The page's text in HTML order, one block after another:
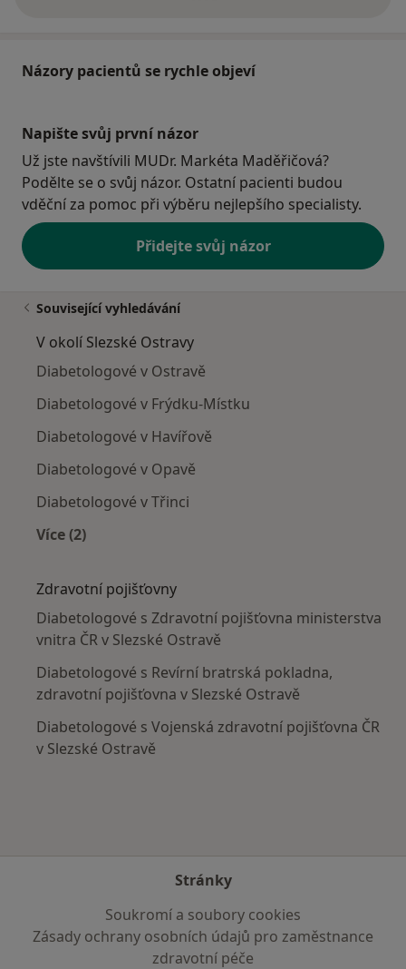
o adrese
Názory pacientů se rychle objeví
Napište svůj první názor
Už jste navštívili MUDr. Markéta Maděřičová?
Podělte se o svůj názor. Ostatní pacienti budou
vděční za pomoc při výběru nejlepšího specialisty.
Přidejte svůj názor
Související vyhledávání
V okolí Slezské Ostravy
Diabetologové v Ostravě
Diabetologové v Frýdku-Místku
Diabetologové v Havířově
Diabetologové v Opavě
Diabetologové v Třinci
Více (2)
Zdravotní pojišťovny
Diabetologové s Zdravotní pojišťovna ministerstva
vnitra ČR v Slezské Ostravě
Diabetologové s Revírní bratrská pokladna,
zdravotní pojišťovna v Slezské Ostravě
Diabetologové s Vojenská zdravotní pojišťovna ČR
v Slezské Ostravě
Stránky
Soukromí a soubory cookies
Zásady ochrany osobních údajů pro zaměstnance
zdravotní péče